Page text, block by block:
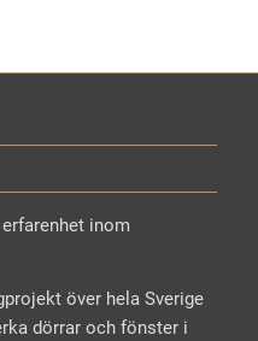
inom
över hela Sverige
dörrar och fönster i